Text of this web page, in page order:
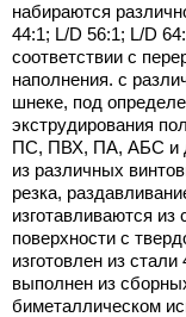
набираются
44:1; L/D 56:1; L/D
соответствии с
наполнения. с
шнеке, под
экструдирования
ПС, ПВХ, ПА, АБС и
из различных
резка,
изготавливаются из
поверхности с
изготовлен из
выполнен из
биметаллическом